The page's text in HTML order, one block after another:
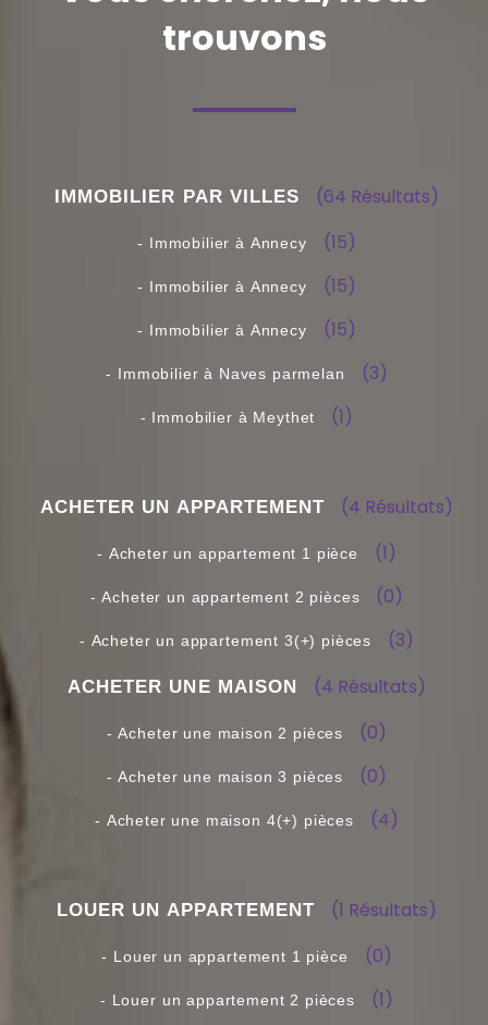
trouvons
(64 Résultats)
(15)
(15)
(15)
(3)
(1)
(4 Résultats)
(1)
(0)
(3)
(4 Résultats)
(0)
(0)
(4)
(1 Résultats)
(0)
(1)